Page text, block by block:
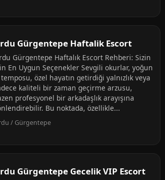
Gürgentepe Haftalik Escort
Gürgentepe Haftalık Escort Rehberi: Sizin
En Uygun Seçenekler Sevgili okurlar, yoğun
özel hayatın getirdiği yalnızlık veya
kaliteli bir zaman geçirme arzusu,
profesyonel bir arkadaşlık arayışına
Bu noktada, özellikle...
/ Gürgentepe
Gürgentepe Gecelik VIP Escort